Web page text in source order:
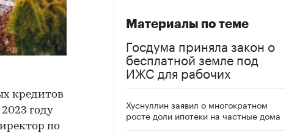
кредитов
году
по
Материалы по теме
Госдума приняла закон о
бесплатной земле под
ИЖС для рабочих
Хуснуллин заявил о многократном
росте доли ипотеки на частные дома